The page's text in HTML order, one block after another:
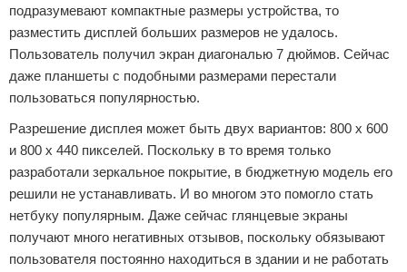
подразумевают компактные размеры устройства, то
разместить дисплей больших размеров не удалось.
Пользователь получил экран диагональю 7 дюймов. Сейчас
даже планшеты с подобными размерами перестали
пользоваться популярностью.
Разрешение дисплея может быть двух вариантов: 800 х 600
и 800 х 440 пикселей. Поскольку в то время только
разработали зеркальное покрытие, в бюджетную модель его
решили не устанавливать. И во многом это помогло стать
нетбуку популярным. Даже сейчас глянцевые экраны
получают много негативных отзывов, поскольку обязывают
пользователя постоянно находиться в здании и не работать